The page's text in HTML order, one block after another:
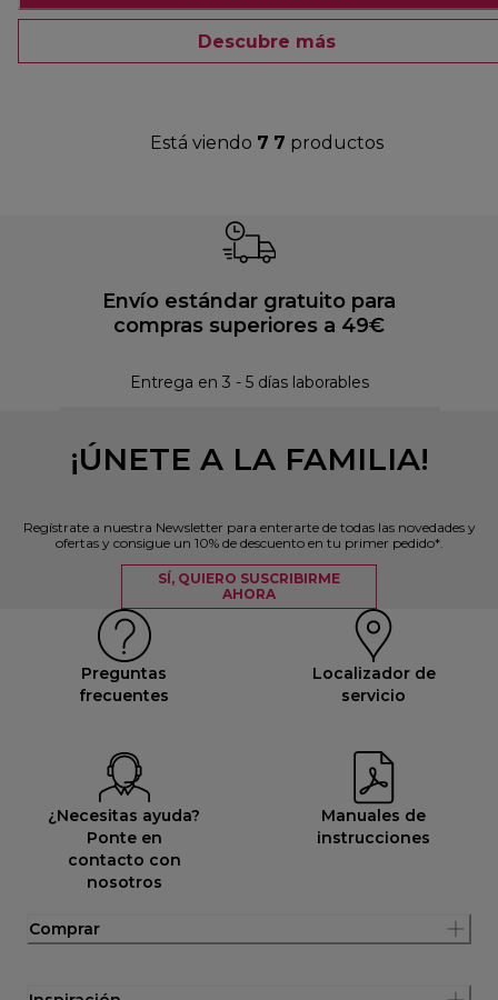
Descubre más
Está viendo 7 7 productos
Envío estándar gratuito para
compras superiores a 49€
Entrega en 3 - 5 días laborables
¡ÚNETE A LA FAMILIA!
Regístrate a nuestra Newsletter para enterarte de todas las novedades y
ofertas y consigue un 10% de descuento en tu primer pedido*.
SÍ, QUIERO SUSCRIBIRME
AHORA
Preguntas
frecuentes
Localizador de
servicio
¿Necesitas ayuda?
Ponte en
contacto con
nosotros
Manuales de
instrucciones
Comprar